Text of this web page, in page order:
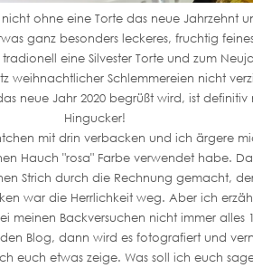
ohne eine Torte das neue Jahrzehnt
ganz besonders leckeres, fruchtig
eine Silvester Torte und zum
weihnachtlicher Schlemmereien nicht
neue Jahr 2020 begrüßt wird, ist
Hingucker!
mit drin verbacken und ich ärgere
Hauch "rosa" Farbe verwendet habe.
Strich durch die Rechnung gemacht,
war die Herrlichkeit weg. Aber ich
meinen Backversuchen nicht immer alles
Blog, dann wird es fotografiert und
euch etwas zeige. Was soll ich euch